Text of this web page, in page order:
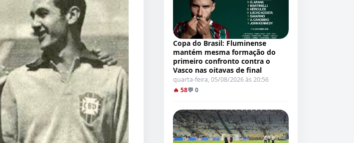
Copa do Brasil: Fluminense
mantém mesma formação do
primeiro confronto contra o
Vasco nas oitavas de final
quarta-feira, 05/08/2026 às 20:56
🔥 58💬 0